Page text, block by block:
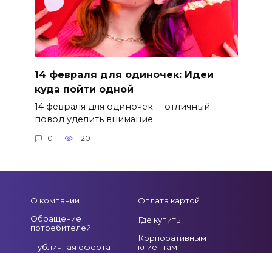
14 февраля для одиночек: Идеи
куда пойти одной
14 февраля для одиночек – отличный
повод уделить внимание
0 120
О компании
Обращение
потребителей
Публичная оферта
Оплата картой
Где купить
Корпоративным
клиентам